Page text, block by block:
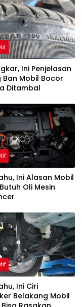
Ini Penjelasan
Ban Mobil Bocor
Ditambal
Ini Alasan Mobil
Oli Mesin
Ini Ciri
Belakang Mobil